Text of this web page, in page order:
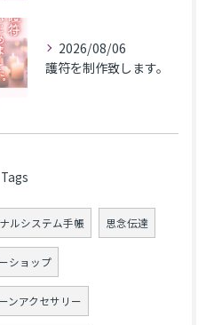
2026/08/06
護符を制作致します。
Tags
ルシステム手帳 思念伝達
ショップ
ンアクセサリー